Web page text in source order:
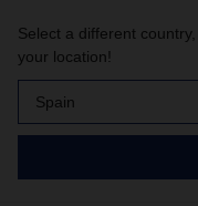
Select a different
your location!
Spain